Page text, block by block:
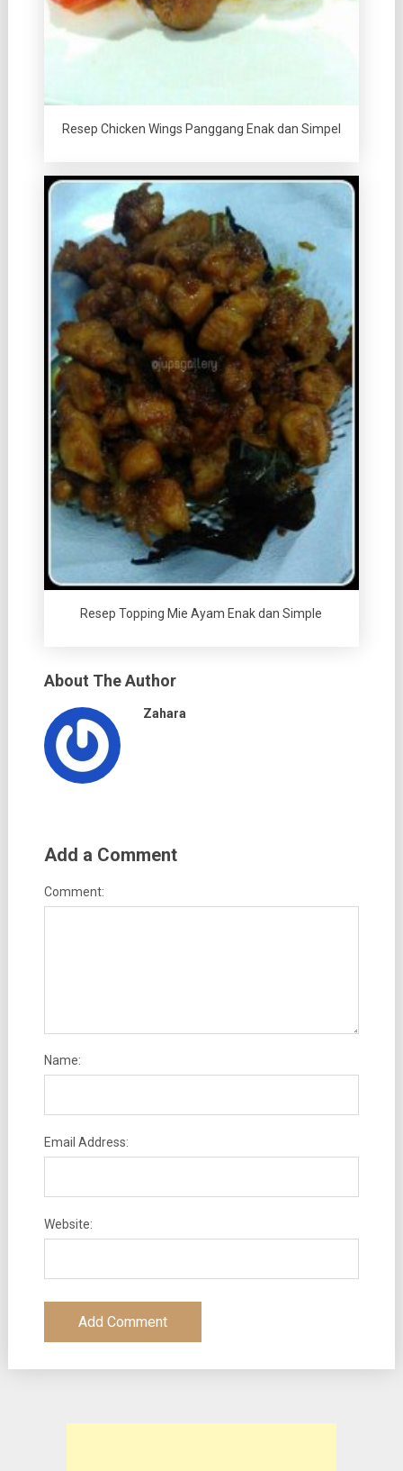
Resep Chicken Wings Panggang Enak dan Simpel
Resep Topping Mie Ayam Enak dan Simple
About The Author
Zahara
Add a Comment
Comment:
Name:
Email Address:
Website: